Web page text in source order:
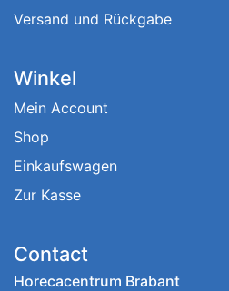
Versand und Rückgabe
Winkel
Mein Account
Shop
Einkaufswagen
Zur Kasse
Contact
Horecacentrum Brabant